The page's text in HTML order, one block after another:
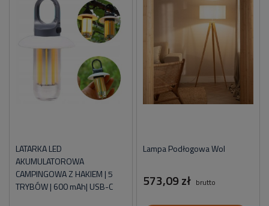
LATARKA LED
AKUMULATOROWA
CAMPINGOWA Z HAKIEM | 5
TRYBÓW | 600 mAh| USB-C
Lampa Podłogowa Wol
573,09 zł brutto